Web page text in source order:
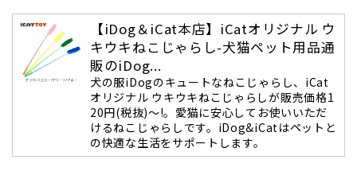
【iDog＆iCat本店】iCatオリジナル ウ
キウキねこじゃらし-犬猫ペット用品通
販のiDog...
犬の服iDogのキュートなねこじゃらし、iCat
オリジナル ウキウキねこじゃらしが販売価格1
20円(税抜)～!。愛猫に安心してお使いいただ
けるねこじゃらしです。iDog&iCatはペットと
の快適な生活をサポートします。